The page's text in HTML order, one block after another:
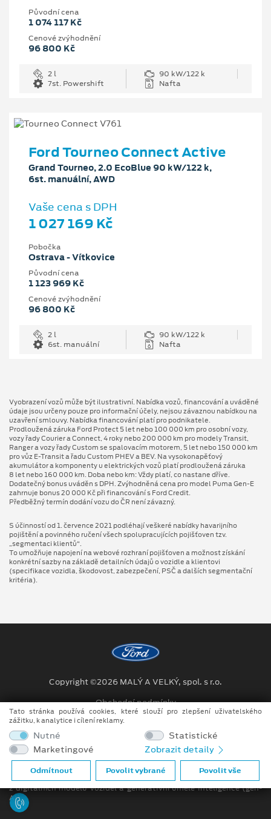
Původní cena
1 074 117 Kč
Cenové zvýhodnění
96 800 Kč
2 l
90 kW/122 k
7st. Powershift
Nafta
Ford Tourneo Connect Active
Grand Tourneo, 2.0 EcoBlue 90 kW/122 k,
6st. manuální, AWD
Vaše cena s DPH
1 027 169 Kč
Pobočka
Ostrava - Vítkovice
Původní cena
1 123 969 Kč
Cenové zvýhodnění
96 800 Kč
2 l
90 kW/122 k
6st. manuální
Nafta
Vyobrazení vozů může být ilustrativní. Nabídka vozů, financování a uváděné
údaje jsou určeny pouze pro informační účely, nejsou závaznou nabídkou na
uzavření smlouvy. Nabídka financování platí pro podnikatele.
Prodloužená záruka Ford Protect 5 let nebo 100 000 km pro osobní vozy,
vozy řady Courier a Connect, 4 roky nebo 200 000 km pro modely Transit,
Ranger a vozy řady Custom se spalovacím motorem, 5 let nebo 150 000 km
pro vůz E-Transit a řadu Custom PHEV a BEV. Na vysokonapěťový
akumulátor a komponenty u elektrických vozů platí prodloužená záruka
8 let nebo 160 000 km. Doba nebo km: Vždy platí, co nastane dříve.
Dodatečný bonus uváděn s DPH. Zvýhodněná cena pro model Puma Gen⁠-⁠E
zahrnuje bonus 20 000 Kč při financování s Ford Credit.
Předběžný termín dodání vozu do ČR není závazný.
S účinností od 1. července 2021 podléhají veškeré nabídky havarijního
pojištění a povinného ručení všech spolupracujících pojišťoven tzv.
„segmentaci klientů“.
To umožňuje napojení na webové rozhraní pojišťoven a možnost získání
konkrétní sazby na základě detailních údajů o vozidle a klientovi
(specifikace vozidla, škodovost, zabezpečení, PSČ a dalších segmentační
kritéria).
Copyright ©2026 MALÝ A VELKÝ, spol. s r.o.
Obchodní podmínky
Ochrana osobních údajů
Prohlášení o zpracování údajů konečných zákazníků
Při tvorbě videí a obrázků na tomto webu je využíváno kombinace
tradičních fotografií či videí, počítačem generovaných snímků (CGI)
z digitálních modelů vozidel a generativní umělé inteligence (gen-
AI).
Tato stránka používá cookies, které slouží pro zlepšení uživatelského
zážitku, k analytice i cílení reklamy.
Nutné
Statistické
Marketingové
Zobrazit detaily
Odmítnout Povolit vybrané Povolit vše